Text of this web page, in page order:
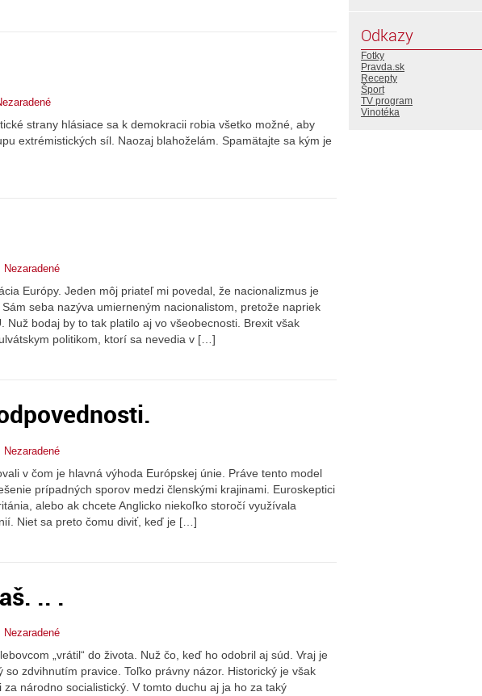
strany hlásiace sa k demokracii robia všetko možné, aby
extrémistických síl. Naozaj blahoželám. Spamätajte sa kým je
Nezaradené
Európy. Jeden môj priateľ mi povedal, že nacionalizmus je
seba nazýva umierneným nacionalistom, pretože napriek
Nuž bodaj by to tak platilo aj vo všeobecnosti. Brexit však
politikom, ktorí sa nevedia v […]
Nezaradené
v čom je hlavná výhoda Európskej únie. Práve tento model
prípadných sporov medzi členskými krajinami. Euroskeptici
alebo ak chcete Anglicko niekoľko storočí využívala
Niet sa preto čomu diviť, keď je […]
.. .
Nezaradené
„vrátil“ do života. Nuž čo, keď ho odobril aj súd. Vraj je
zdvihnutím pravice. Toľko právny názor. Historický je však
národno socialistický. V tomto duchu aj ja ho za taký
Odkazy
Fotky
Pravda.sk
Recepty
Šport
TV program
Vinotéka